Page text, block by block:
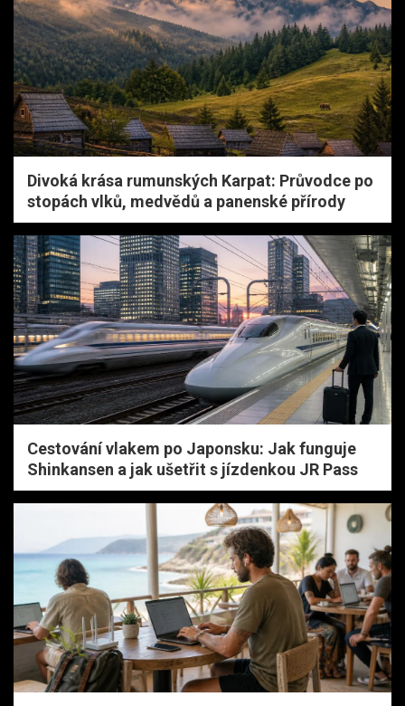
Divoká krása rumunských Karpat: Průvodce po
stopách vlků, medvědů a panenské přírody
Cestování vlakem po Japonsku: Jak funguje
Shinkansen a jak ušetřit s jízdenkou JR Pass